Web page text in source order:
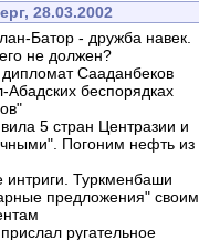
28.03.2002
Батор - дружба навек.
не должен?
дипломат Сааданбеков
беспорядках
5 стран Центразии и
Погоним нефть из
интриги. Туркменбаши
предложения" своим
ругательное